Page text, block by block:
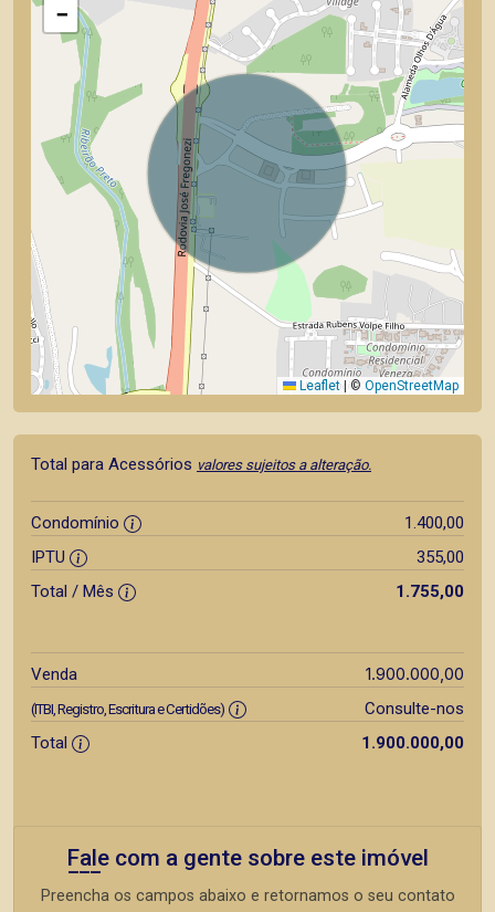
−
Leaflet |© OpenStreetMap
Total para Acessórios valores sujeitos a alteração.
Condomínio
1.400,00
IPTU
355,00
Total / Mês
1.755,00
Venda 1.900.000,00
(ITBI, Registro, Escritura e Certidões)
Consulte-nos
Total
1.900.000,00
Fale com a gente sobre este imóvel
Preencha os campos abaixo e retornamos o seu contato